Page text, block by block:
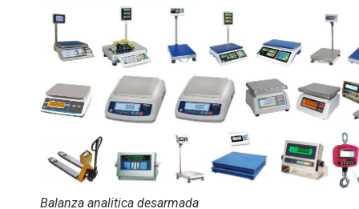
Balanza analitica desarmada